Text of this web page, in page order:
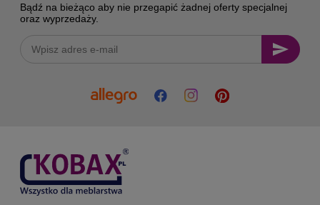
Bądź na bieżąco aby nie przegapić żadnej oferty specjalnej
oraz wyprzedaży.